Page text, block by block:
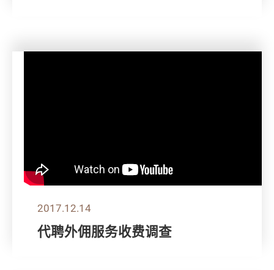
2017.12.14
代聘外佣服务收费调查